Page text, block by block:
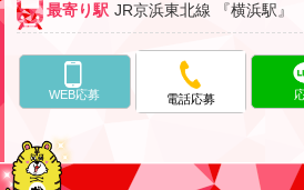
最寄り駅 JR京浜東北線 『横浜駅』
WEB応募 電話応募